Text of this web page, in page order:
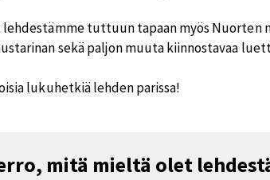
lehdestämme tuttuun tapaan myös Nuorten
sekä paljon muuta kiinnostavaa
lukuhetkiä lehden parissa!
mitä mieltä olet